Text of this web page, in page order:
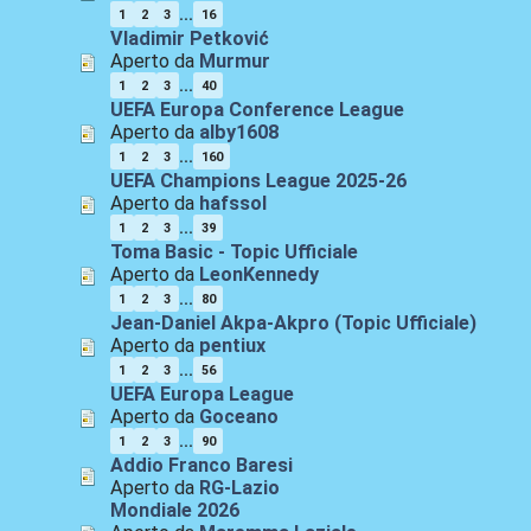
1 2 3 ... 16
Vladimir Petković
Aperto da Murmur
1 2 3 ... 40
UEFA Europa Conference League
Aperto da alby1608
1 2 3 ... 160
UEFA Champions League 2025-26
Aperto da hafssol
1 2 3 ... 39
Toma Basic - Topic Ufficiale
Aperto da LeonKennedy
1 2 3 ... 80
Jean-Daniel Akpa-Akpro (Topic Ufficiale)
Aperto da pentiux
1 2 3 ... 56
UEFA Europa League
Aperto da Goceano
1 2 3 ... 90
Addio Franco Baresi
Aperto da RG-Lazio
Mondiale 2026